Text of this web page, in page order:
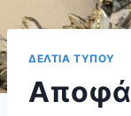
ΔΕΛΤΙΑ ΤΥΠΟΥ